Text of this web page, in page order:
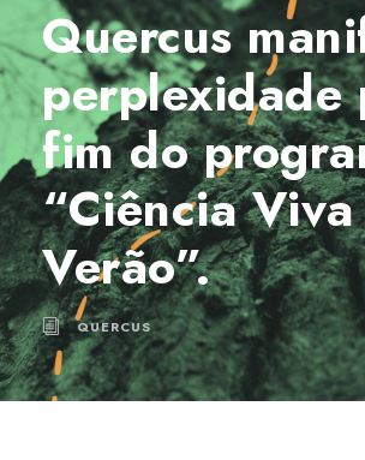
Quercus
perplexidade
fim do
“Ciência
Verão”.
QUERCUS